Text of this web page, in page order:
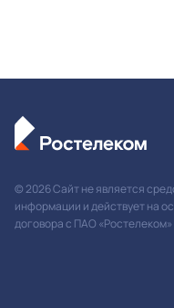
© 2026 Сайт не является
информации и действует на
договора с ПАО «Ростелеком»